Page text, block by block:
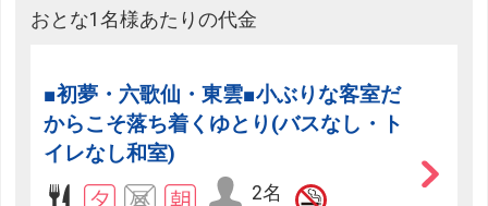
おとな1名様あたりの代金
■初夢・六歌仙・東雲■小ぶりな客室だ
からこそ落ち着くゆとり(バスなし・ト
イレなし和室)
2名